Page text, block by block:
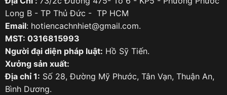
Long B - TP Thủ Đức - TP HCM
Email: hotiencachnhiet@gmail.com.
MST: 0316815993
Người đại diện pháp luật: Hồ Sỹ Tiến.
Xưởng sản xuất:
Địa chỉ 1: Số 28, Đường Mỹ Phước, Tân Vạn, Thuận An,
Bình Dương.